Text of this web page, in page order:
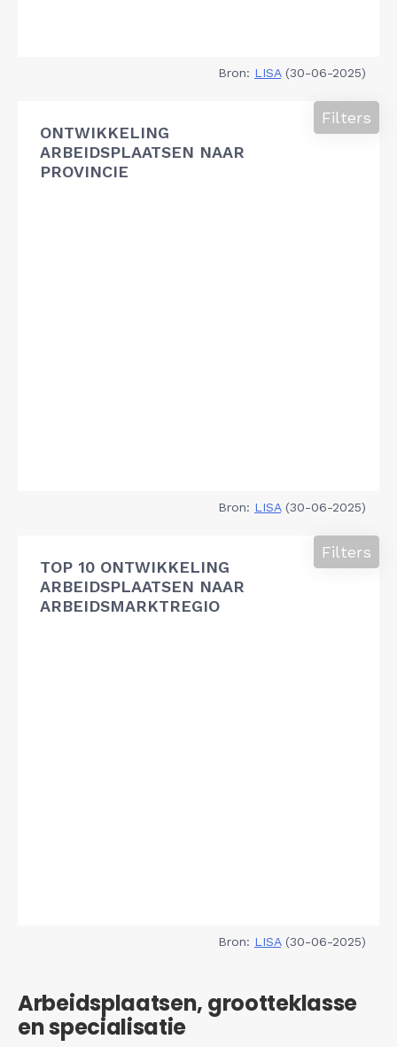
Bron: LISA(30-06-2025)
ONTWIKKELING
ARBEIDSPLAATSEN NAAR
PROVINCIE
Filters
Bron: LISA(30-06-2025)
TOP 10 ONTWIKKELING
ARBEIDSPLAATSEN NAAR
ARBEIDSMARKTREGIO
Filters
Bron: LISA(30-06-2025)
Arbeidsplaatsen, grootteklasse
en specialisatie